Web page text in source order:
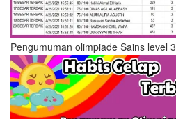
Pengumuman olimpiade Sains level 3